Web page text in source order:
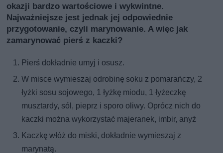
okazji bardzo wartościowe i wykwintne.
Najważniejsze jest jednak jej odpowiednie
przygotowanie, czyli marynowanie. A więc jak
zamarynować pierś z kaczki?
Pierś dokładnie umyj i osusz.
W misce wymieszaj odrobinę soku z pomarańczy, 2
łyżki sosu sojowego, 1 łyżkę miodu, 1 łyżeczkę
musztardy, sól, pieprz i sporo oliwy. Oprócz nich do
kaczki można wykorzystać majeranek, imbir, anyż
Kaczkę włóż do miski, dokładnie wymieszaj z
marynatą.